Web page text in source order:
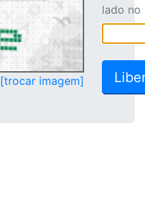
[trocar imagem]
lado no